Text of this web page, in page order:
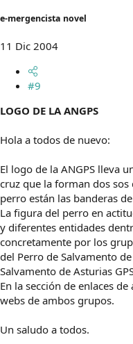
e-mergencista novel
11 Dic 2004
#9
LOGO DE LA ANGPS
Hola a todos de nuevo:
El logo de la ANGPS lleva
cruz que la forman dos
perro están las banderas
La figura del perro en
y diferentes entidades
concretamente por los
del Perro de Salvamento
Salvamento de Asturias
En la sección de enlaces
webs de ambos grupos.
Un saludo a todos.